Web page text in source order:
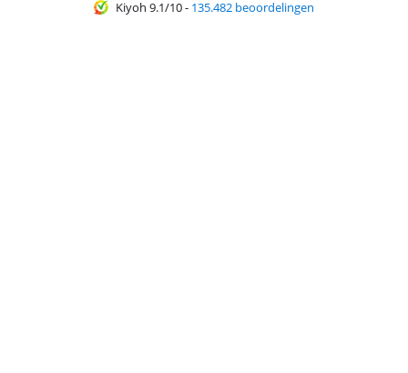
Kiyoh 9.1/10- 135.482 beoordelingen